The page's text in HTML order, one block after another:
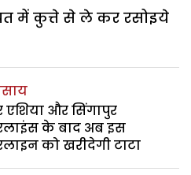
में कुत्ते से ले कर रसोइये
एशिया और सिंगापुर
के बाद अब इस
को खरीदेगी टाटा